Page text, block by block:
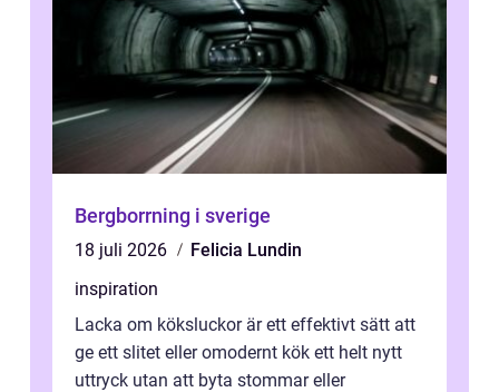
Bergborrning i sverige
18 juli 2026
Felicia Lundin
inspiration
Lacka om köksluckor är ett effektivt sätt att
ge ett slitet eller omodernt kök ett helt nytt
uttryck utan att byta stommar eller